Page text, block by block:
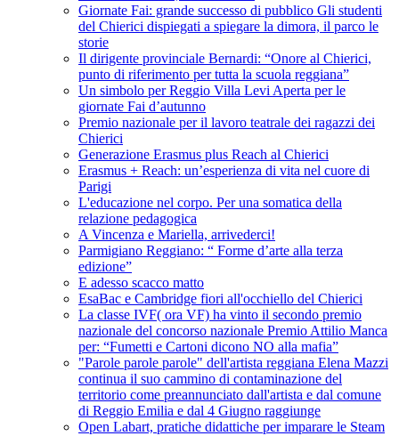
Giornate Fai: grande successo di pubblico Gli studenti
del Chierici dispiegati a spiegare la dimora, il parco le
storie
Il dirigente provinciale Bernardi: “Onore al Chierici,
punto di riferimento per tutta la scuola reggiana”
Un simbolo per Reggio Villa Levi Aperta per le
giornate Fai d’autunno
Premio nazionale per il lavoro teatrale dei ragazzi dei
Chierici
Generazione Erasmus plus Reach al Chierici
Erasmus + Reach: un’esperienza di vita nel cuore di
Parigi
L'educazione nel corpo. Per una somatica della
relazione pedagogica
A Vincenza e Mariella, arrivederci!
Parmigiano Reggiano: “ Forme d’arte alla terza
edizione”
E adesso scacco matto
EsaBac e Cambridge fiori all'occhiello del Chierici
La classe IVF( ora VF) ha vinto il secondo premio
nazionale del concorso nazionale Premio Attilio Manca
per: “Fumetti e Cartoni dicono NO alla mafia”
"Parole parole parole" dell'artista reggiana Elena Mazzi
continua il suo cammino di contaminazione del
territorio come preannunciato dall'artista e dal comune
di Reggio Emilia e dal 4 Giugno raggiunge
Open Labart, pratiche didattiche per imparare le Steam